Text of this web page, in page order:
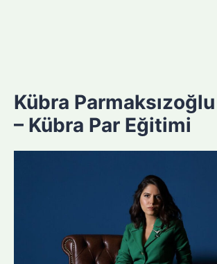
Kübra
– Kübra Par Eğitimi